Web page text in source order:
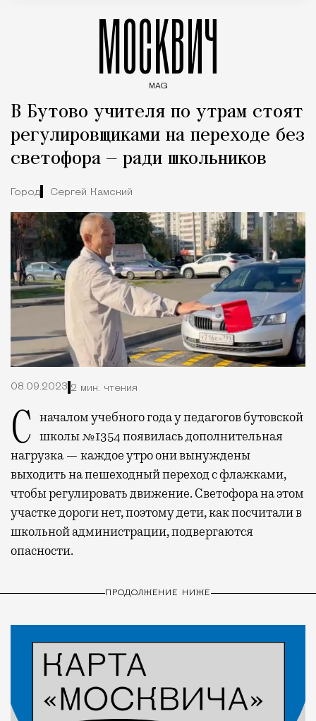
МОСКВИЧ
MAG
В Бутово учителя по утрам стоят
регулировщиками на переходе без
светофора — ради школьников
Город Сергей Камский
08.09.2023 2 мин. чтения
С началом учебного года у педагогов бутовской школы №1354 появилась дополнительная
нагрузка — каждое утро они вынуждены
выходить на пешеходный переход с флажками,
чтобы регулировать движение. Светофора на этом
участке дороги нет, поэтому дети, как посчитали в
школьной администрации, подвергаются
опасности.
ПРОДОЛЖЕНИЕ НИЖЕ